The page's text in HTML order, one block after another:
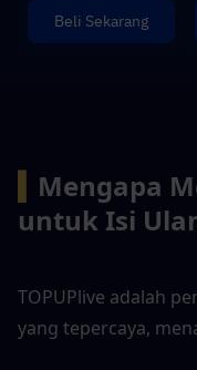
Beli Sekarang
Mengapa
untuk Isi
TOPUPlive adalah
yang tepercaya,